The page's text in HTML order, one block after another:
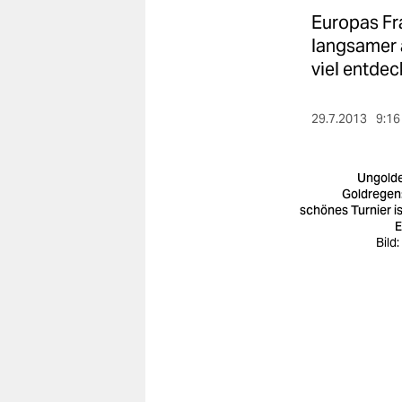
Europas
langsamer
viel
29.7.2013
schönes Turnier